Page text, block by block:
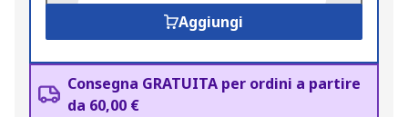
Aggiungi
Consegna GRATUITA per ordini a partire
da 60,00 €